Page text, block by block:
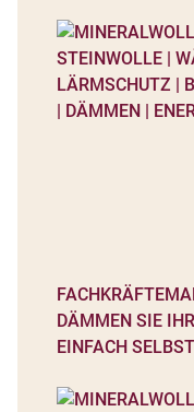
DÄMMEN SIE
EINFACH SELBST